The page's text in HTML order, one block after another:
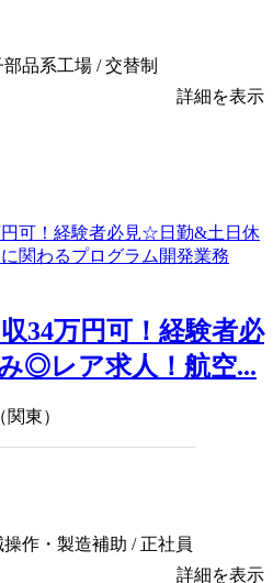
品系工場 / 交替制
詳細を表示
34万円可！経験者必
◎レア求人！航空...
東）
作・製造補助 / 正社員
詳細を表示